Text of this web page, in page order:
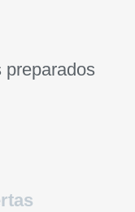
preparados